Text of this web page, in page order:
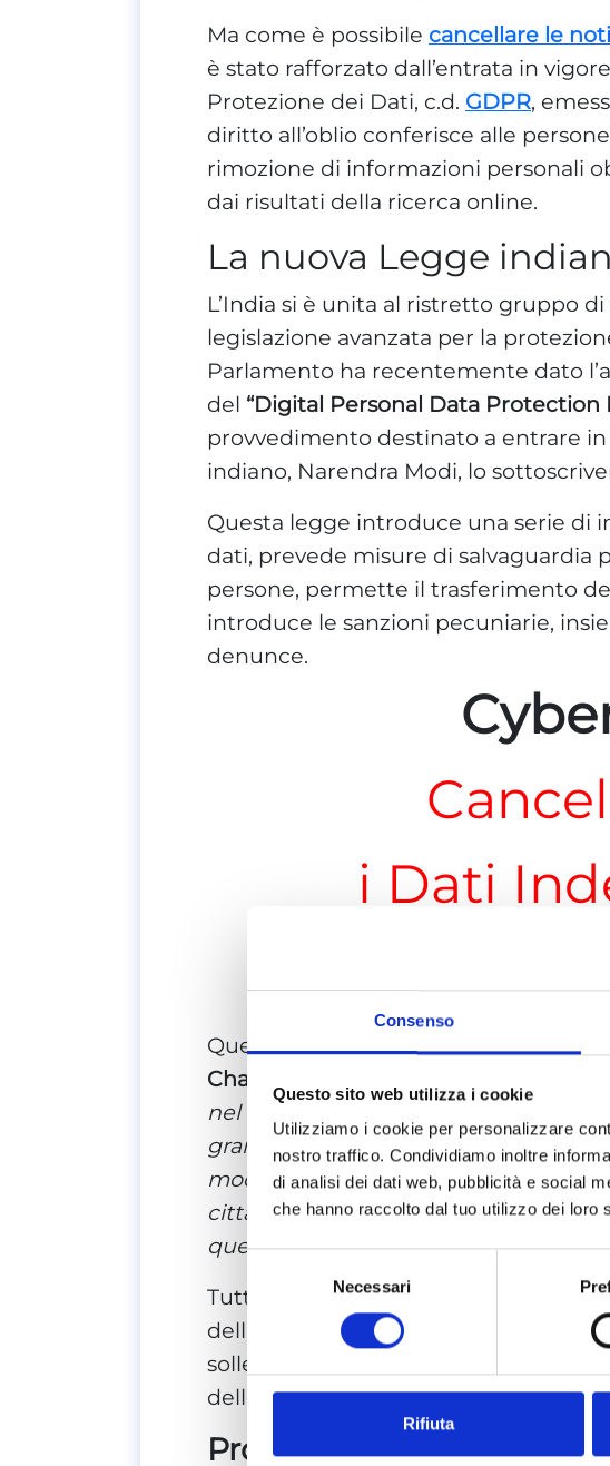
Consenso
Questo sito web utilizza i cookie
Utilizziamo i cookie per personalizzare
nostro traffico. Condividiamo inoltre
di analisi dei dati web, pubblicità e social
che hanno raccolto dal tuo utilizzo dei loro
del
Necessari
Rifiuta
Ma come è possibile cancellare le
è stato rafforzato dall’entrata in
Protezione dei Dati, c.d. GDPR,
diritto all’oblio conferisce alle
rimozione di informazioni personali
dai risultati della ricerca online.
La nuova Legge
L’India si è unita al ristretto gruppo
legislazione avanzata per la
Parlamento ha recentemente dato
del “Digital Personal Data Protection
provvedimento destinato a entrare
indiano, Narendra Modi, lo
Questa legge introduce una serie di
dati, prevede misure di
persone, permette il trasferimento
introduce le sanzioni pecuniarie,
denunce.
i Dati
Questo mese, il ministro
Chandrasekhar
nel mondo digitale è senza
grandi e piccole, nonché imprese
modelli di business abusando e
cittadini. Questo progetto di legge è
questa sfida”.
Tuttavia, nonostante l’intenzione di
dell’uso improprio dei dati personali
solleva interrogativi riguardo
delle aziende private e la protezione
Protezione dei dati e